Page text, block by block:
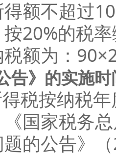
额不超过
20%的税
额为：
》的实施时
按纳税年
国家税务
的公告》